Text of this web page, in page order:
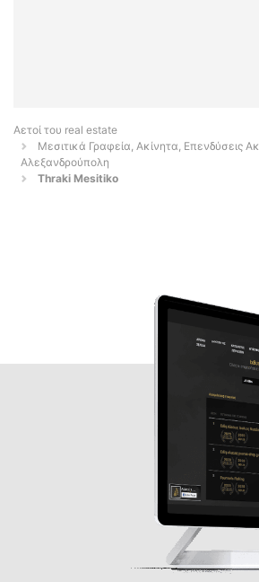
Αετοί του real estate
Μεσιτικά Γραφεία, Ακίνητα, Επενδύσεις
Αλεξανδρούπολη
Thraki Mesitiko